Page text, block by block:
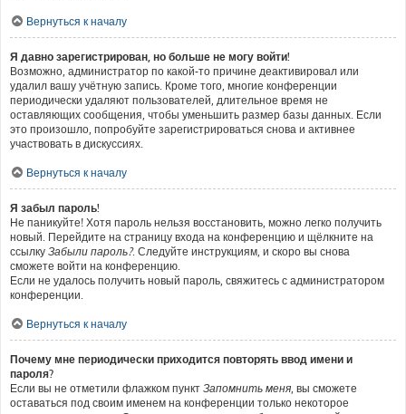
Вернуться к началу
Я давно зарегистрирован, но больше не могу войти!
Возможно, администратор по какой-то причине деактивировал или
удалил вашу учётную запись. Кроме того, многие конференции
периодически удаляют пользователей, длительное время не
оставляющих сообщения, чтобы уменьшить размер базы данных. Если
это произошло, попробуйте зарегистрироваться снова и активнее
участвовать в дискуссиях.
Вернуться к началу
Я забыл пароль!
Не паникуйте! Хотя пароль нельзя восстановить, можно легко получить
новый. Перейдите на страницу входа на конференцию и щёлкните на
ссылку Забыли пароль?. Следуйте инструкциям, и скоро вы снова
сможете войти на конференцию.
Если не удалось получить новый пароль, свяжитесь с администратором
конференции.
Вернуться к началу
Почему мне периодически приходится повторять ввод имени и
пароля?
Если вы не отметили флажком пункт Запомнить меня, вы сможете
оставаться под своим именем на конференции только некоторое